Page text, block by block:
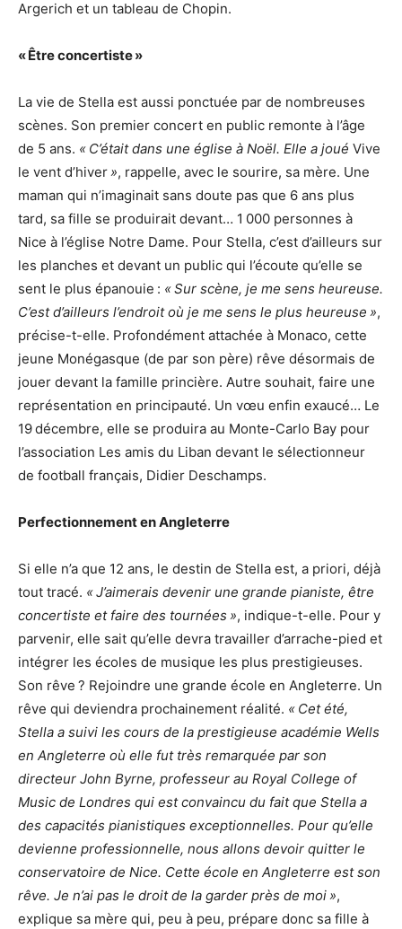
Argerich et un tableau de Chopin.
« Être concertiste »
La vie de Stella est aussi ponctuée par de nombreuses
scènes. Son premier concert en public remonte à l’âge
de 5 ans. « C’était dans une église à Noël. Elle a joué Vive
le vent d’hiver», rappelle, avec le sourire, sa mère. Une
maman qui n’imaginait sans doute pas que 6 ans plus
tard, sa fille se produirait devant… 1 000 personnes à
Nice à l’église Notre Dame. Pour Stella, c’est d’ailleurs sur
les planches et devant un public qui l’écoute qu’elle se
sent le plus épanouie : « Sur scène, je me sens heureuse.
C’est d’ailleurs l’endroit où je me sens le plus heureuse »,
précise-t-elle. Profondément attachée à Monaco, cette
jeune Monégasque (de par son père) rêve désormais de
jouer devant la famille princière. Autre souhait, faire une
représentation en principauté. Un vœu enfin exaucé… Le
19 décembre, elle se produira au Monte-Carlo Bay pour
l’association Les amis du Liban devant le sélectionneur
de football français, Didier Deschamps.
Perfectionnement en Angleterre
Si elle n’a que 12 ans, le destin de Stella est, a priori, déjà
tout tracé. « J’aimerais devenir une grande pianiste, être
concertiste et faire des tournées », indique-t-elle. Pour y
parvenir, elle sait qu’elle devra travailler d’arrache-pied et
intégrer les écoles de musique les plus prestigieuses.
Son rêve ? Rejoindre une grande école en Angleterre. Un
rêve qui deviendra prochainement réalité. « Cet été,
Stella a suivi les cours de la prestigieuse académie Wells
en Angleterre où elle fut très remarquée par son
directeur John Byrne, professeur au Royal College of
Music de Londres qui est convaincu du fait que Stella a
des capacités pianistiques exceptionnelles. Pour qu’elle
devienne professionnelle, nous allons devoir quitter le
conservatoire de Nice. Cette école en Angleterre est son
rêve. Je n’ai pas le droit de la garder près de moi »,
explique sa mère qui, peu à peu, prépare donc sa fille à